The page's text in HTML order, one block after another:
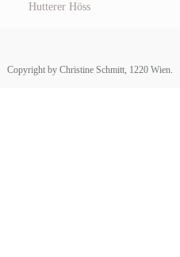
Hutterer Höss
Copyright by Christine Schmitt, 1220 Wien.